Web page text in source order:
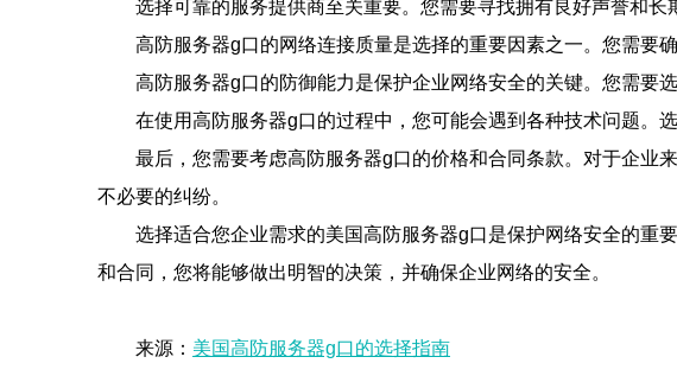
选择可靠的服务提供商至关重要。您需要寻找拥有良好声誉和
高防服务器g口的网络连接质量是选择的重要因素之一。您需要
高防服务器g口的防御能力是保护企业网络安全的关键。您需要
在使用高防服务器g口的过程中，您可能会遇到各种技术问题。
最后，您需要考虑高防服务器g口的价格和合同条款。对于企业
不必要的纠纷。
选择适合您企业需求的美国高防服务器g口是保护网络安全的重
和合同，您将能够做出明智的决策，并确保企业网络的安全。
来源： 美国高防服务器g口的选择指南